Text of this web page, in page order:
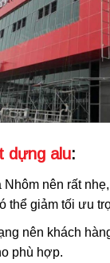
dựng alu:
nên rất
thể giảm tối ưu
nên khách
phù hợp.